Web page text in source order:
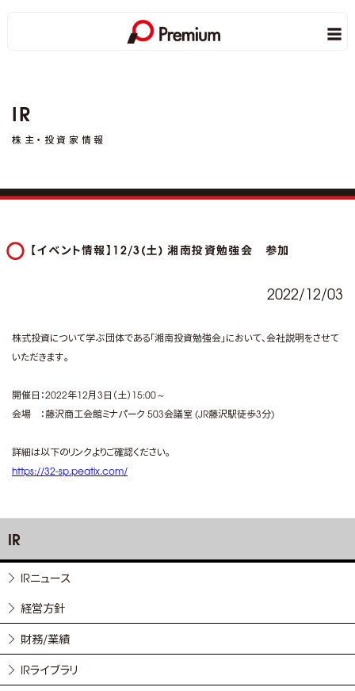
IR
株主・投資家情報
IR
IRニュース
経営方針
財務/業績
IRライブラリ
【イベント情報】12/3(土) 湘南投資勉強会 参加
2022/12/03
株式投資について学ぶ団体である「湘南投資勉強会」において、会社説明をさせて
いただきます。
開催日：2022年12月3日（土）15:00～
会場 ：藤沢商工会館ミナパーク 503会議室 (JR藤沢駅徒歩3分)
詳細は以下のリンクよりご確認ください。
https://32-sp.peatix.com/